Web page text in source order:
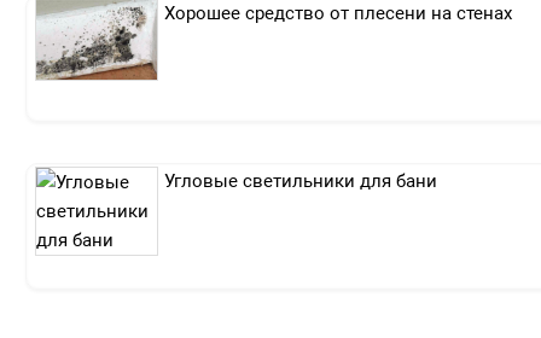
Хорошее средство от плесени на стенах
Угловые светильники для бани